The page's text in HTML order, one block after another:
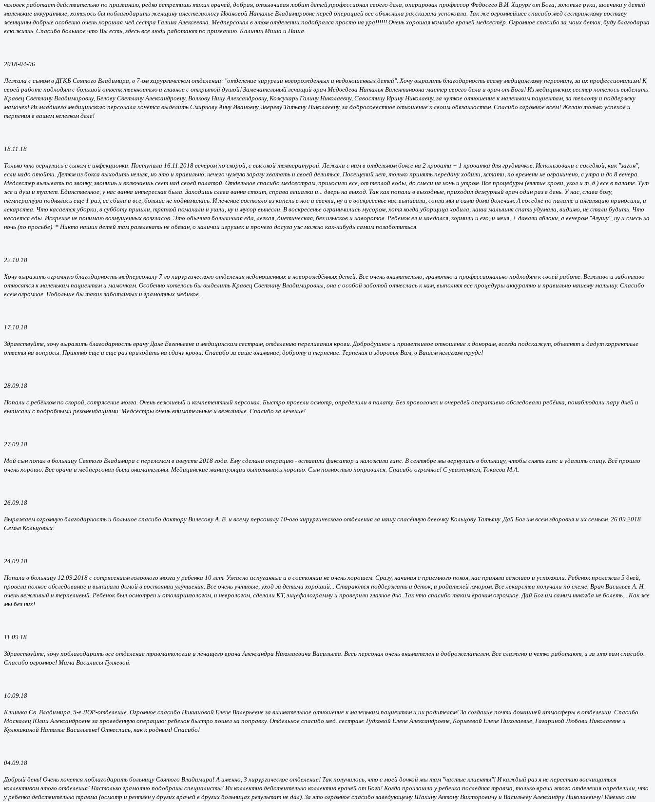
человек работает действительно по призванию, редко встретишь таких врачей, добрая, отзывчивая любит детей,профессионал своего дела, оперировал профессор Федосеев В.И. Хирург от Бога, золотые руки, шовчики у детей
маленькие аккуратные, хотелось бы поблагодарить женщину анестезиологу Ивановой Наталье Владимировне перед операцией все объяснила рассказала успокоила. Так же огромнейшее спасибо мед сестринскому составу
женщины добрые особенно очень хорошая мед сестра Галина Алексеевна. Медперсонал в этом отделении подобрался просто на ура!!!!!! Очень хорошая команда врачей медсестёр. Огромное спасибо за моих деток, буду благодарна
всю жизнь. Спасибо большое что Вы есть, здесь все люди работают по призванию. Калинин Миша и Паша.
2018-04-06
Лежала с сыном в ДГКБ Святого Владимира, в 7-ом хирургическом отделении: "отделение хирургии новорожденных и недоношенных детей". Хочу выразить благодарность всему медицинскому персоналу, за их профессионализм! К
своей работе подходят с большой ответственностью и главное с открытой душой! Замечательный лечащий врач Медведева Наталья Валентиновна-мастер своего дела и врач от Бога! Из медицинских сестер хотелось выделить:
Кравец Светлану Владимировну, Белову Светлану Александровну, Волкову Нину Александровну, Кожухарь Галину Николаевну, Савостину Ирину Николавну, за чуткое отношение к маленьким пациентам, за теплоту и поддержку
мамочек! Из младшего медицинского персонала хочется выделить Смирнову Анну Ивановну, Звереву Татьяну Николаевну, за добросовестное отношение к своим обязанностям. Спасибо огромное всем! Желаю только успехов и
терпения в вашем нелегком деле!
18.11.18
Только что вернулись с сыном с инфекционки. Поступили 16.11.2018 вечером по скорой, с высокой температурой. Лежали с ним в отдельном боксе на 2 кровати + 1 кроватка для грудничков. Использовали с соседкой, как "загон",
если надо отойти. Детям из бокса выходить нельзя, но это и правильно, нечего чужую заразу хватать и своей делиться. Посещений нет, только принять передачу ходили, кстати, по времени не ограничено, с утра и до 8 вечера.
Медсестер вызывать по звонку, звонишь и включаешь свет над своей палатой. Отдельное спасибо медсестрам, приносили все, от теплой воды, до смеси на ночь и утром. Все процедуры (взятие крови, укол и т. д.) все в палате. Тут
же и душ и туалет. Единственное, у нас ванна интересная была. Заходишь слева ванна стоит, справа вешалки и... дверь на выход. Так как попали в выходные, приходил дежурный врач один раз в день. У нас, слава богу,
температура поднялась еще 1 раз, ее сбили и все, больше не поднималась. И лечение состояло из капель в нос и свечки, ну и в воскресенье нас выписали, сопли мы и сами дома долечим. А соседке по палате и ингаляцию приносили, и
лекарства. Что касается уборки, в субботу пришли, тряпкой помахали и ушли, ну и мусор вынесли. В воскресенье ограничились мусором, хотя когда уборщица ходила, наша малышня спать удумала, видимо, не стали будить. Что
касается еды. Искренне не понимаю возмущенных возгласов. Это обычная больничная еда, легкая, диетическая, без изысков и наворотов. Ребенок ел и наедался, кормили и его, и меня, + давали яблоки, а вечером "Агушу", ну и смесь на
ночь (по просьбе). * Никто наших детей там развлекать не обязан, о наличии игрушек и прочего досуга уж можно как-нибудь самим позаботиться.
22.10.18
Хочу выразить огромную благодарность медперсоналу 7-го хирургического отделения недоношенных и новорождённых детей. Все очень внимательно, грамотно и профессионально подходят к своей работе. Вежливо и заботливо
относятся к маленьким пациентам и мамочкам. Особенно хотелось бы выделить Кравец Светлану Владимировны, она с особой заботой отнеслась к нам, выполняя все процедуры аккуратно и правильно нашему малышу. Спасибо
всем огромное. Побольше бы таких заботливых и грамотных медиков.
17.10.18
Здравствуйте, хочу выразить благодарность врачу Дане Евгеньевне и медицинским сестрам, отделению переливания крови. Добродушное и приветливое отношение к донорам, всегда подскажут, объяснят и дадут корректные
ответы на вопросы. Приятно еще и еще раз приходить на сдачу крови. Спасибо за ваше внимание, доброту и терпение. Терпения и здоровья Вам, в Вашем нелегком труде!
28.09.18
Попали с ребёнком по скорой, сотрясение мозга. Очень вежливый и компетентный персонал. Быстро провели осмотр, определили в палату. Без проволочек и очередей оперативно обследовали ребёнка, понаблюдали пару дней и
выписали с подробными рекомендациями. Медсестры очень внимательные и вежливые. Спасибо за лечение!
27.09.18
Мой сын попал в больницу Святого Владимира с переломом в августе 2018 года. Ему сделали операцию - вставили фиксатор и наложили гипс. В сентябре мы вернулись в больницу, чтобы снять гипс и удалить спицу. Всё прошло
очень хорошо. Все врачи и медперсонал были внимательны. Медицинские манипуляции выполнялись хорошо. Сын полностью поправился. Спасибо огромное! С уважением, Токаева М.А.
26.09.18
Выражаем огромную благодарность и большое спасибо доктору Вилесову А. В. и всему персоналу 10-ого хирургического отделения за нашу спасённую девочку Кольцову Татьяну. Дай Бог им всем здоровья и их семьям. 26.09.2018
Семья Кольцовых.
24.09.18
Попали в больницу 12.09.2018 с сотрясением головного мозга у ребенка 10 лет. Ужасно испуганные и в состоянии не очень хорошем. Сразу, начиная с приемного покоя, нас приняли вежливо и успокоили. Ребенок пролежал 5 дней,
провели полное обследование и выписали домой в состоянии улучшения. Все очень учтивые, уход за детьми хороший... Стараются поддержать и деток, и родителей юмором. Все лекарства получали по схеме. Врач Васильев А. Н.
очень вежливый и терпеливый. Ребенок был осмотрен и отоларингологом, и неврологом, сделали КТ, энцефалограмму и проверили глазное дно. Так что спасибо таким врачам огромное. Дай Бог им самим никогда не болеть... Как же
мы без них!
11.09.18
Здравствуйте, хочу поблагодарить все отделение травматологии и лечащего врача Александра Николаевича Васильева. Весь персонал очень внимателен и доброжелателен. Все слажено и четко работают, и за это вам спасибо.
Спасибо огромное! Мама Василисы Гуляевой.
10.09.18
Клиника Св. Владимира, 5-е ЛОР-отделение. Огромное спасибо Никишовой Елене Валерьевне за внимательное отношение к маленьким пациентам и их родителям! За создание почти домашней атмосферы в отделении. Спасибо
Москалец Юлии Александровне за проведенную операцию: ребенок быстро пошел на поправку. Отдельное спасибо мед. сестрам: Гудковой Елене Александровне, Корнеевой Елене Николаевне, Гагариной Любови Николаевне и
Кулюшкиной Наталье Васильевне! Отнеслись, как к родным! Спасибо!
04.09.18
Добрый день! Очень хочется поблагодарить больницу Святого Владимира! А именно, 3 хирургическое отделение! Так получилось, что с моей дочкой мы там "частые клиенты"! И каждый раз я не перестаю восхищаться
коллективом этого отделения! Настолько грамотно подобраны специалисты! Их коллектив действительно коллектив врачей от Бога! Когда произошла у ребенка последняя травма, только врачи этого отделения определили, что
у ребенка действительно травма (осмотр и рентген у других врачей в других больницах результат не дал). За это огромное спасибо заведующему Шахину Антону Викторовичу и Васильеву Александру Николаевичу! Именно они